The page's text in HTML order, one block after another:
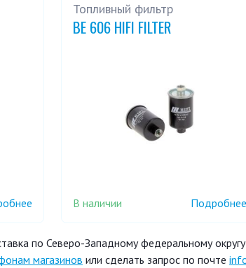
Топливный фильтр
BE 606 HIFI FILTER
В наличии Подробнее
по Северо-Западному федеральному
магазинов или сделать запрос по почте